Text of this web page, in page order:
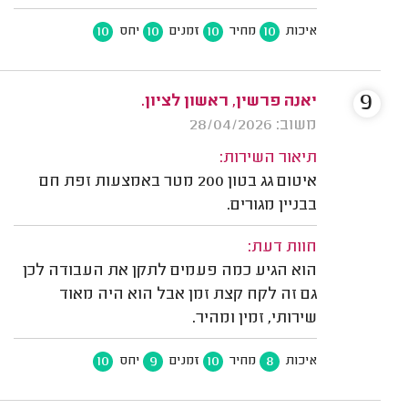
איכות 10 מחיר 10 זמנים 10 יחס 10
יאנה פרשין, ראשון לציון.
משוב: 28/04/2026
תיאור השירות:
איטום גג בטון 200 מטר באמצעות זפת חם
בבניין מגורים.
חוות דעת:
הוא הגיע כמה פעמים לתקן את העבודה לכן
גם זה לקח קצת זמן אבל הוא היה מאוד
שירותי, זמין ומהיר.
איכות 8 מחיר 10 זמנים 9 יחס 10
9